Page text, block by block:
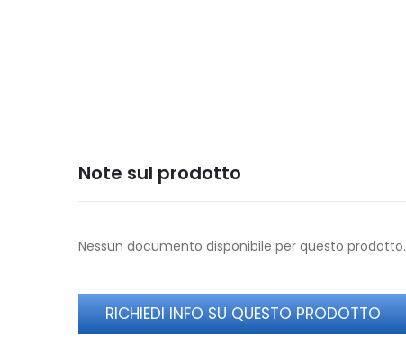
Note sul prodotto
Nessun documento disponibile per questo prodotto.
RICHIEDI INFO SU QUESTO PRODOTTO